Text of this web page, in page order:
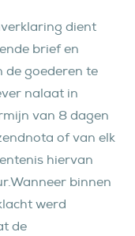
dient
brief en
de goederen te
nalaat in
van 8 dagen
of van elk
hiervan
binnen
werd
de